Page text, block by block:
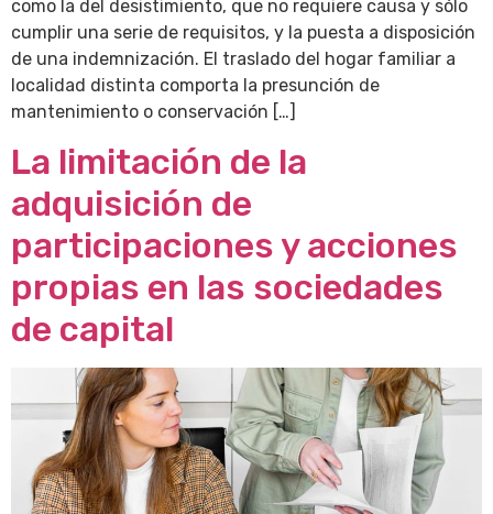
como la del desistimiento, que no requiere causa y sólo
cumplir una serie de requisitos, y la puesta a disposición
de una indemnización. El traslado del hogar familiar a
localidad distinta comporta la presunción de
mantenimiento o conservación […]
La limitación de la
adquisición de
participaciones y acciones
propias en las sociedades
de capital